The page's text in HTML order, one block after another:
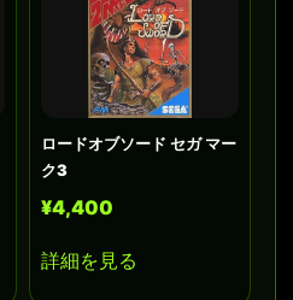
ロードオブソード セガ マー
ク3
¥4,400
詳細を見る